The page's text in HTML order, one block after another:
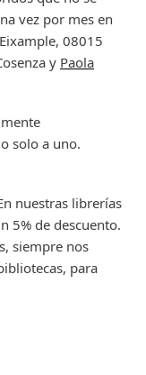
vez por mes en
08015
y Paola
solo a uno.
nuestras librerías
5% de descuento.
siempre nos
para